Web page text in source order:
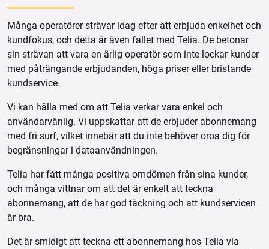
Många operatörer strävar idag efter att erbjuda enkelhet och
kundfokus, och detta är även fallet med Telia. De betonar
sin strävan att vara en ärlig operatör som inte lockar kunder
med påträngande erbjudanden, höga priser eller bristande
kundservice.
Vi kan hålla med om att Telia verkar vara enkel och
användarvänlig. Vi uppskattar att de erbjuder abonnemang
med fri surf, vilket innebär att du inte behöver oroa dig för
begränsningar i dataanvändningen.
Telia har fått många positiva omdömen från sina kunder,
och många vittnar om att det är enkelt att teckna
abonnemang, att de har god täckning och att kundservicen
är bra.
Det är smidigt att teckna ett abonnemang hos Telia via